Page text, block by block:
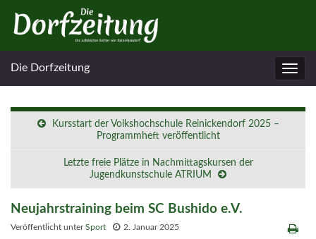
Die Dorfzeitung
Kursstart der Volkshochschule Reinickendorf 2025 –
Programmheft veröffentlicht
Letzte freie Plätze in Nachmittagskursen der
Jugendkunstschule ATRIUM
Neujahrstraining beim SC Bushido e.V.
Veröffentlicht unterSport 2. Januar 2025